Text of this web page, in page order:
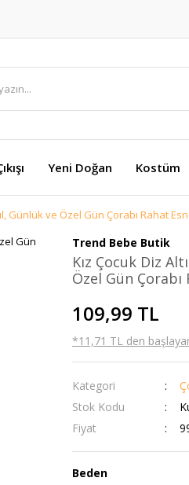
Yeni Doğan Kostüm
Günlük ve Özel Gün Çorabı Rahat
Trend Bebe Butik
Kız Çocuk Diz
Özel Gün Çorabı
109,99 TL
*11,71 TL den
Kategori
Stok Kodu
Fiyat
Beden